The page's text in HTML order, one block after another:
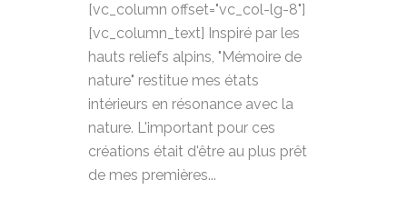
[vc_column offset="vc_col-lg-8"]
[vc_column_text] Inspiré par les
hauts reliefs alpins, "Mémoire de
nature" restitue mes états
intérieurs en résonance avec la
nature. L'important pour ces
créations était d'être au plus prêt
de mes premières...